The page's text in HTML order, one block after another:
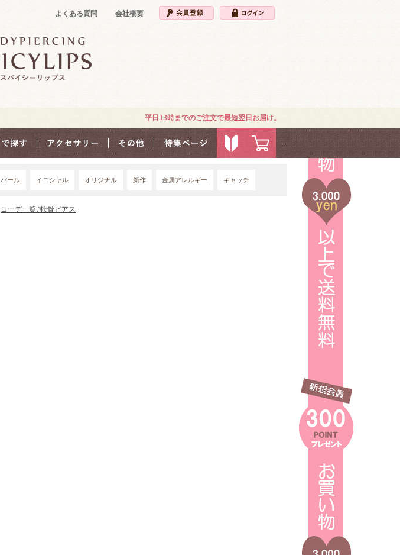
よくある質問 会社概要
平日13時までのご注文で最短翌日お届け。
パール イニシャル オリジナル 新作 金属アレルギー キャッチ
コーデ一覧♪軟骨ピアス